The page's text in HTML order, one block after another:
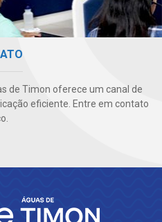
de Timon oferece um canal de
eficiente. Entre em contato